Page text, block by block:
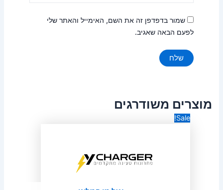
שמור בדפדפן זה את השם, האימייל והאתר שלי
לפעם הבאה שאגיב.
מוצרים משודרגים
Sale!